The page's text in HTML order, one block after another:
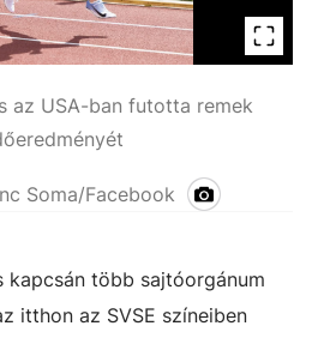
az USA-ban futotta remek
Soma/Facebook
kapcsán több sajtóorgánum
itthon az SVSE színeiben